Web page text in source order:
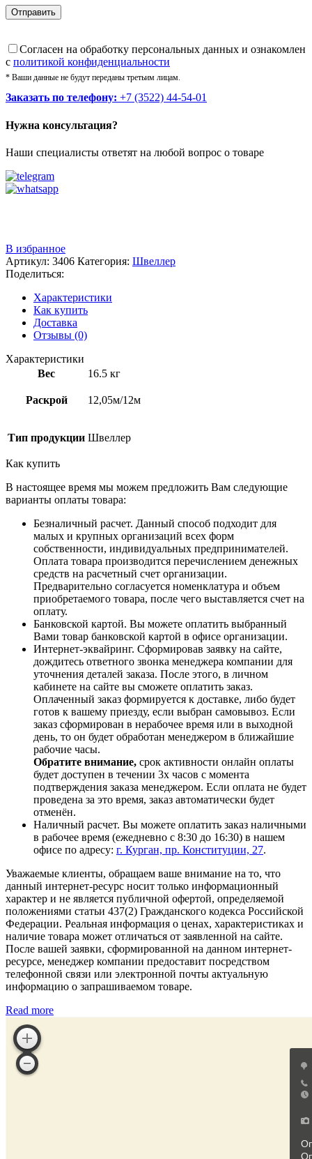
Cогласен на обработку персональных данных и ознакомлен
с политикой конфиденциальности
* Ваши данные не будут переданы третьим лицам.
Заказать по телефону: +7 (3522) 44-54-01
Нужна консультация?
Наши специалисты ответят на любой вопрос о товаре
В избранное
Артикул: 3406 Категория: Швеллер
Поделиться:
Характеристики
Как купить
Доставка
Отзывы (0)
Характеристики
Вес
16.5 кг
Раскрой 12,05м/12м
Тип продукции Швеллер
Как купить
В настоящее время мы можем предложить Вам следующие
варианты оплаты товара:
Безналичный расчет. Данный способ подходит для
малых и крупных организаций всех форм
собственности, индивидуальных предпринимателей.
Оплата товара производится перечислением денежных
средств на расчетный счет организации.
Предварительно согласуется номенклатура и объем
приобретаемого товара, после чего выставляется счет на
оплату.
Банковской картой. Вы можете оплатить выбранный
Вами товар банковской картой в офисе организации.
Интернет-эквайринг. Сформировав заявку на сайте,
дождитесь ответного звонка менеджера компании для
уточнения деталей заказа. После этого, в личном
кабинете на сайте вы сможете оплатить заказ.
Оплаченный заказ формируется к доставке, либо будет
готов к вашему приезду, если выбран самовывоз. Если
заказ сформирован в нерабочее время или в выходной
день, то он будет обработан менеджером в ближайшие
рабочие часы.
Обратите внимание, срок активности онлайн оплаты
будет доступен в течении 3х часов с момента
подтверждения заказа менеджером. Если оплата не будет
проведена за это время, заказ автоматически будет
отменён.
Наличный расчет. Вы можете оплатить заказ наличными
в рабочее время (ежедневно с 8:30 до 16:30) в нашем
офисе по адресу: г. Курган, пр. Конституции, 27.
Уважаемые клиенты, обращаем ваше внимание на то, что
данный интернет-ресурс носит только информационный
характер и не является публичной офертой, определяемой
положениями статьи 437(2) Гражданского кодекса Российской
Федерации. Реальная информация о ценах, характеристиках и
наличие товара может отличаться от заявленной на сайте.
После вашей заявки, сформированной на данном интернет-
ресурсе, менеджер компании предоставит посредством
телефонной связи или электронной почты актуальную
информацию о запрашиваемом товаре.
Read more